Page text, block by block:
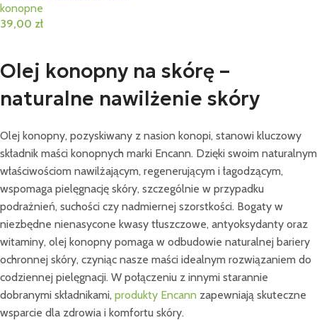
konopne
39,00 zł
Olej konopny na skórę –
naturalne nawilżenie skóry
Olej konopny, pozyskiwany z nasion konopi, stanowi kluczowy
składnik maści konopnych marki Encann. Dzięki swoim naturalnym
właściwościom nawilżającym, regenerującym i łagodzącym,
wspomaga pielęgnację skóry, szczególnie w przypadku
podrażnień, suchości czy nadmiernej szorstkości. Bogaty w
niezbędne nienasycone kwasy tłuszczowe, antyoksydanty oraz
witaminy, olej konopny pomaga w odbudowie naturalnej bariery
ochronnej skóry, czyniąc nasze maści idealnym rozwiązaniem do
codziennej pielęgnacji. W połączeniu z innymi starannie
dobranymi składnikami, produkty Encann zapewniają skuteczne
wsparcie dla zdrowia i komfortu skóry.